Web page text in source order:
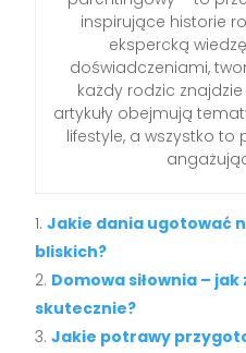
inspirujące historie
ekspercką
doświadczeniami,
każdy rodzic
artykuły obejmują
lifestyle, a wszystko
Jakie dania ugotować
bliskich?
Domowa siłownia –
skutecznie?
Jakie potrawy